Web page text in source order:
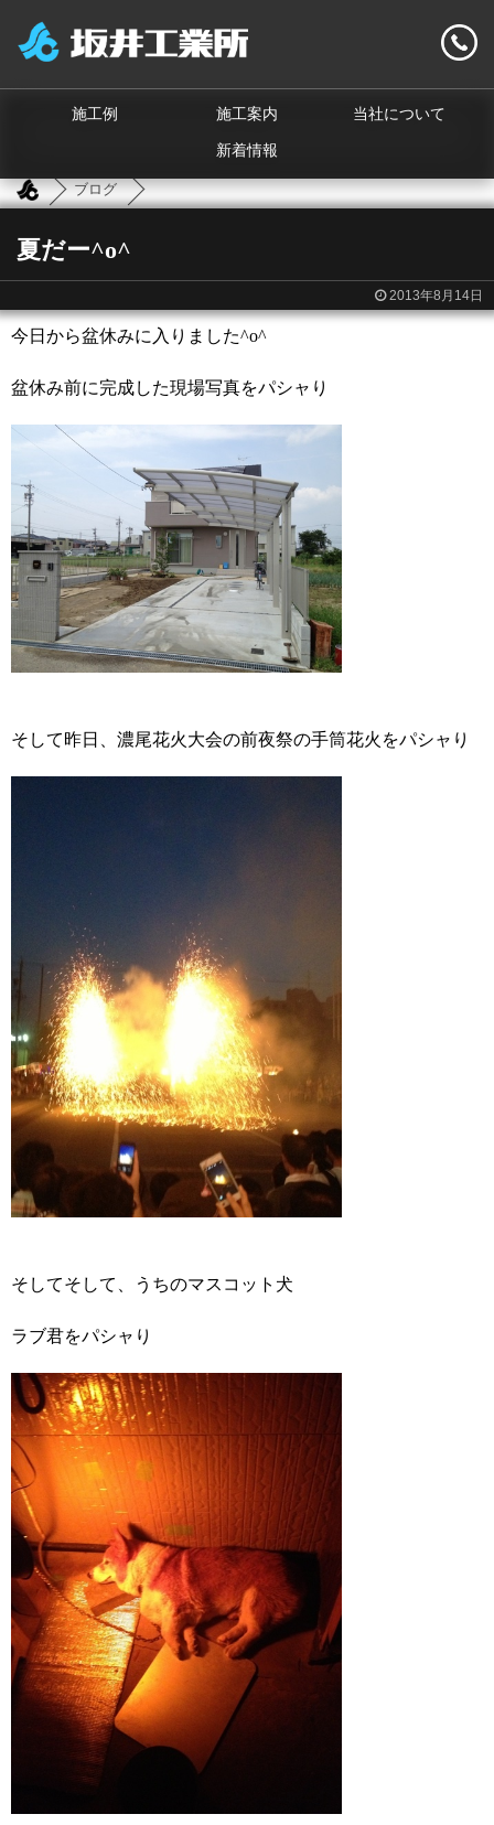
施工例 施工案内 当社について
新着情報
ブログ
夏だー^o^
2013年8月14日
今日から盆休みに入りました^o^
盆休み前に完成した現場写真をパシャり
そして昨日、濃尾花火大会の前夜祭の手筒花火をパシャり
そしてそして、うちのマスコット犬
ラブ君をパシャり